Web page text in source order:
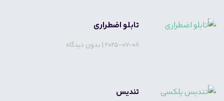
تابلو اضطراری
2025-07-08 بدون دیدگاه
تندیس